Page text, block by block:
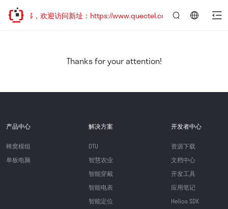
址已迁移，欢迎访问新址：https://www.quectel.com.cn
Thanks for your attention!
产品中心
蜂窝模组
单板电脑
解决方案
DTU
智慧农业
智能穿戴
智能电表
智能定位
开发者中心
资源下载
文档中心
开发工具
应用笔记
Helios SDK